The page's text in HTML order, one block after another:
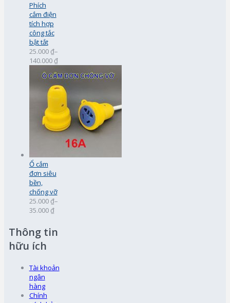
Phích
cắm điện
tích hợp
công tắc
bật tắt
25.000 ₫–
140.000 ₫
Ổ cắm
đơn siêu
bền,
chống vỡ
25.000 ₫–
35.000 ₫
Thông tin
hữu ích
Tài khoản
ngân
hàng
Chính